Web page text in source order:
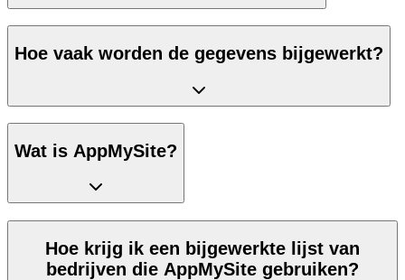
Hoe vaak worden de gegevens bijgewerkt?
Wat is AppMySite?
Hoe krijg ik een bijgewerkte lijst van
bedrijven die AppMySite gebruiken?